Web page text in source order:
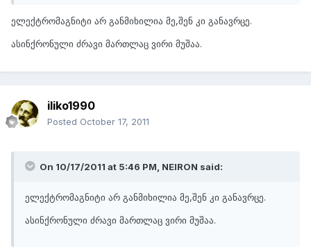
ელექტრომაგნიტი არ განმიხილია მე,შენ კი განავრცე.
ასინქრონული ძრავი მართლაც ვირი მუშაა.
iliko1990
Posted October 17, 2011
On 10/17/2011 at 5:46 PM, NEIRON said:
ელექტრომაგნიტი არ განმიხილია მე,შენ კი განავრცე.
ასინქრონული ძრავი მართლაც ვირი მუშაა.